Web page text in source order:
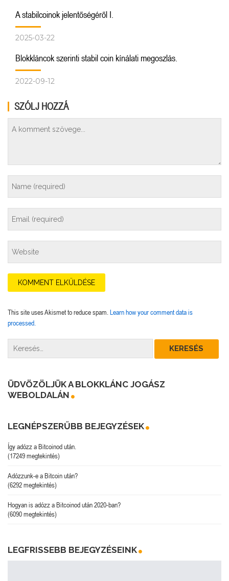
A stabilcoinok jelentőségéről I.
2025-03-22
Blokkláncok szerinti stabil coin kínálati megoszlás.
2022-09-12
SZÓLJ HOZZÁ
This site uses Akismet to reduce spam.Learn how your comment data is
processed.
ÜDVÖZÖLJÜK A BLOKKLÁNC JOGÁSZ
WEBOLDALÁN
LEGNÉPSZERŰBB BEJEGYZÉSEK
Így adózz a Bitcoinod után.
(17249 megtekintés)
Adózzunk-e a Bitcoin után?
(6292 megtekintés)
Hogyan is adózz a Bitcoinod után 2020-ban?
(6090 megtekintés)
LEGFRISSEBB BEJEGYZÉSEINK